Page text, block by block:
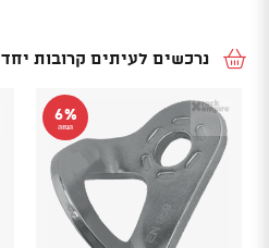
נרכשים לעיתים קרובות יחד
6%
הנחה